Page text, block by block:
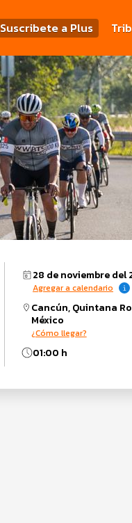
Suscribete a Plus
28 de noviembre del
Agregar a calendario
Cancún, Quintana
México
¿Cómo llegar?
01:00 h